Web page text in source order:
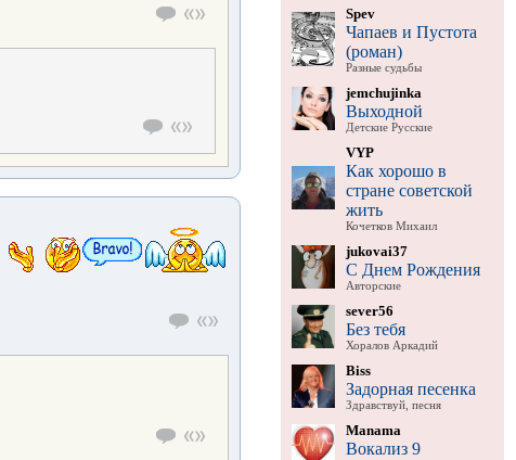
Spev
Чапаев и Пустота
(роман)
Разные судьбы
jemchujinka
Выходной
Детские Русские
VYP
Как хорошо в
стране советской
жить
Кочетков Михаил
jukovai37
С Днем Рождения
Авторские
sever56
Без тебя
Хоралов Аркадий
Biss
Задорная песенка
Здравствуй, песня
Manama
Вокализ 9